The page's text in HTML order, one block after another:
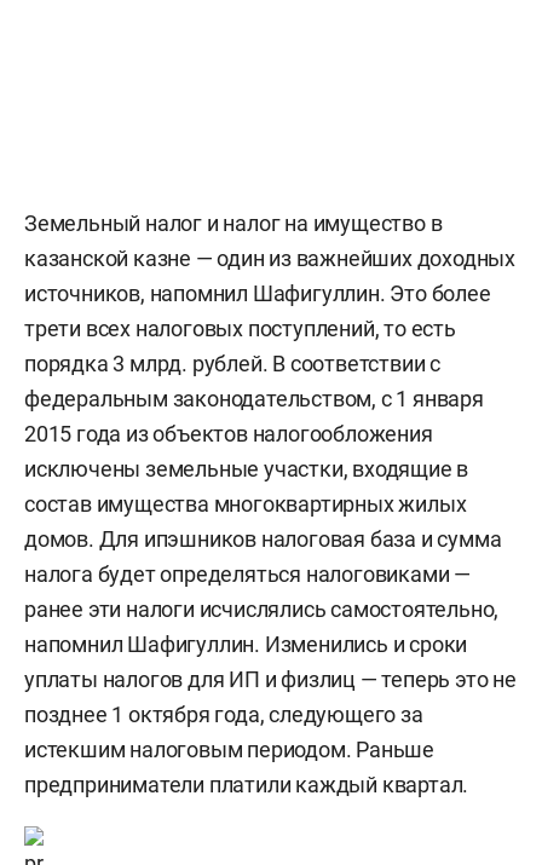
Земельный налог и налог на имущество в
казанской казне — один из важнейших доходных
источников, напомнил Шафигуллин. Это более
трети всех налоговых поступлений, то есть
порядка 3 млрд. рублей. В соответствии с
федеральным законодательством, с 1 января
2015 года из объектов налогообложения
исключены земельные участки, входящие в
состав имущества многоквартирных жилых
домов. Для ипэшников налоговая база и сумма
налога будет определяться налоговиками —
ранее эти налоги исчислялись самостоятельно,
напомнил Шафигуллин. Изменились и сроки
уплаты налогов для ИП и физлиц — теперь это не
позднее 1 октября года, следующего за
истекшим налоговым периодом. Раньше
предприниматели платили каждый квартал.